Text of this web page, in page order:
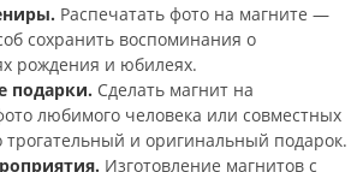
Распечатать фото на магните —
сохранить воспоминания о
рождения и юбилеях.
подарки. Сделать магнит на
любимого человека или совместных
и оригинальный подарок.
Изготовление магнитов с